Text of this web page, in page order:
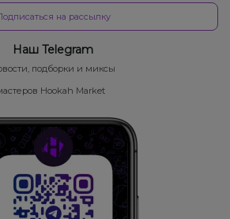
на рассылку
Наш Telegram
подборки и миксы
Hookah Market